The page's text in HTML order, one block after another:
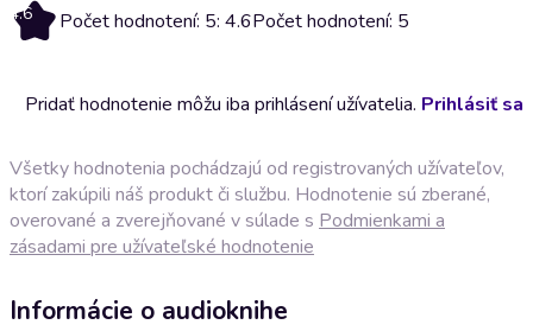
4.6 Počet hodnotení: 5: 4.6Počet hodnotení: 5
Pridať hodnotenie môžu iba prihlásení užívatelia. Prihlásiť sa
Všetky hodnotenia pochádzajú od registrovaných užívateľov,
ktorí zakúpili náš produkt či službu. Hodnotenie sú zberané,
overované a zverejňované v súlade s Podmienkami a
zásadami pre užívateľské hodnotenie
Informácie o audioknihe